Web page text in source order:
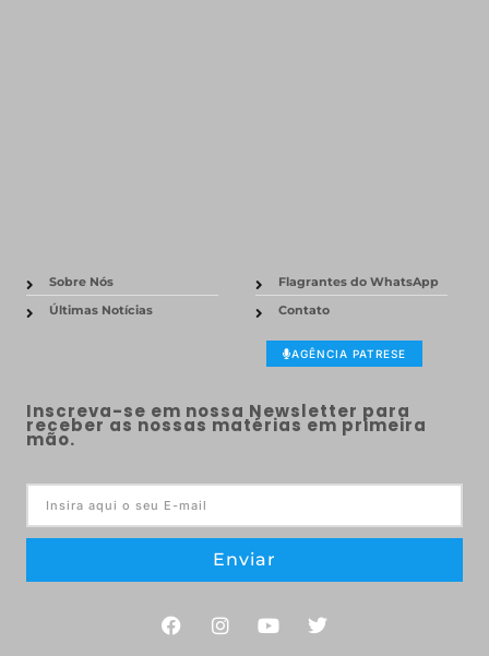
Sobre Nós
Últimas Notícias
Flagrantes do WhatsApp
Contato
AGÊNCIA PATRESE
Inscreva-se em nossa Newsletter para
receber as nossas matérias em primeira
mão.
Enviar